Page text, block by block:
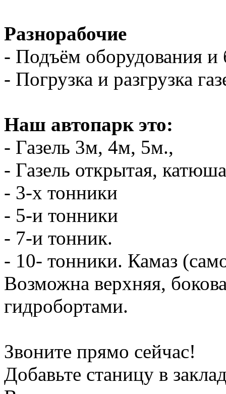
Разнорабочие
- Подъём оборудования и
- Погрузка и разгрузка
Наш автопарк это:
- Газель 3м, 4м, 5м.,
- Газель открытая,
- 3-х тонники
- 5-и тонники
- 7-и тонник.
- 10- тонники. Камаз
Возможна верхняя,
гидробортами.
Звоните прямо сейчас!
Добавьте станицу в